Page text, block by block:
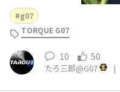
g07
TORQUE G07
10 50
たろ三郎@G07 |